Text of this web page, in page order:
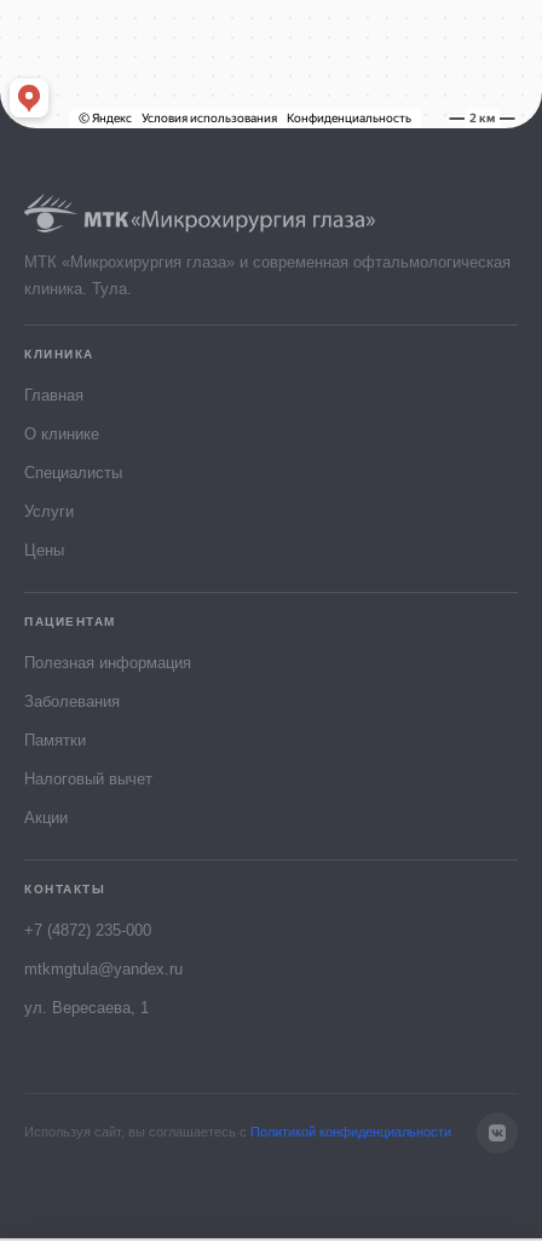
МТК «Микрохирургия глаза» и современная офтальмологическая
клиника. Тула.
КЛИНИКА
Главная
О клинике
Специалисты
Услуги
Цены
ПАЦИЕНТАМ
Полезная информация
Заболевания
Памятки
Налоговый вычет
Акции
КОНТАКТЫ
+7 (4872) 235-000
mtkmgtula@yandex.ru
ул. Вересаева, 1
Используя сайт, вы соглашаетесь с Политикой конфиденциальности